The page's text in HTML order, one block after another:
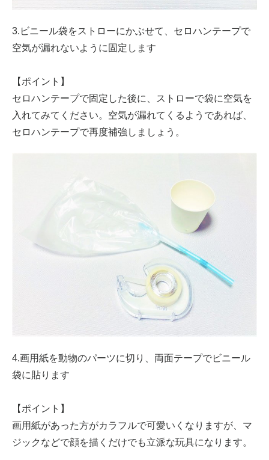
3.ビニール袋をストローにかぶせて、セロハンテープで
空気が漏れないように固定します
【ポイント】
セロハンテープで固定した後に、ストローで袋に空気を
入れてみてください。空気が漏れてくるようであれば、
セロハンテープで再度補強しましょう。
4.画用紙を動物のパーツに切り、両面テープでビニール
袋に貼ります
【ポイント】
画用紙があった方がカラフルで可愛いくなりますが、マ
ジックなどで顔を描くだけでも立派な玩具になります。